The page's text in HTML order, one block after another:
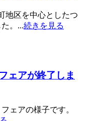
地区を中心としたつ
。...続きを見る
ェアが終了しま
ェアの様子です。